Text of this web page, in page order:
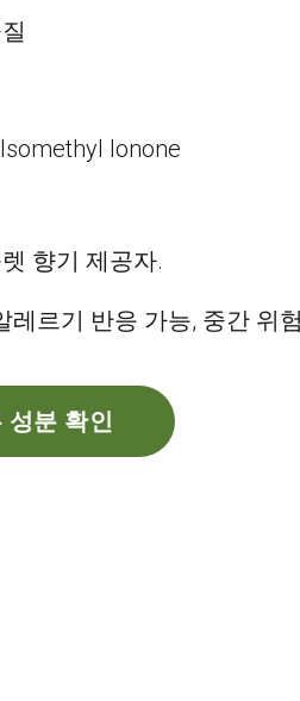
Ionone
향기 제공자.
레르기 반응 가능, 중간 위
성분 확인